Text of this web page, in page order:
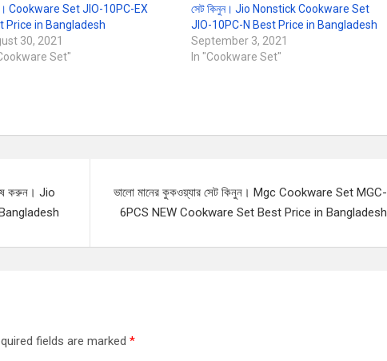
Cookware Set JIO-10PC-EX
Price in Bangladesh
30, 2021
Set"
সেট কিনুন। Jio Nonstick Cookware Set
JIO-10PC-N Best Price in Bangladesh
September 3, 2021
In "Cookware Set"
করুন। Jio
ভালো মানের কুকওয়্যার সেট কিনুন। Mgc Cookware Set MGC-
6PCS NEW Cookware Set Best Price in Bangladesh
fields are marked *